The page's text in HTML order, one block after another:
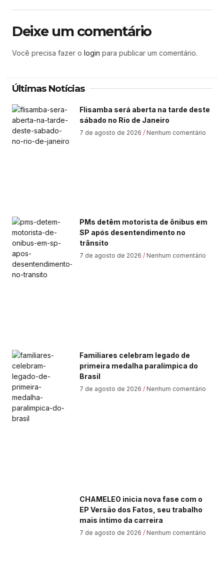
Deixe um comentário
Você precisa fazer o login para publicar um comentário.
Últimas Notícias
Flisamba será aberta na tarde deste
sábado no Rio de Janeiro
7 de agosto de 2026 Nenhum comentário
PMs detêm motorista de ônibus em
SP após desentendimento no
trânsito
7 de agosto de 2026 Nenhum comentário
Familiares celebram legado de
primeira medalha paralímpica do
Brasil
7 de agosto de 2026 Nenhum comentário
CHAMELEO inicia nova fase com o
EP Versão dos Fatos, seu trabalho
mais íntimo da carreira
7 de agosto de 2026 Nenhum comentário